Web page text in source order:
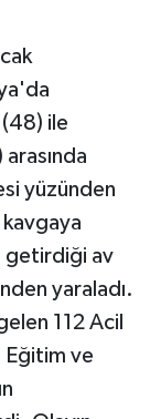
ile
yüzünden
kavgaya
getirdiği av
yaraladı.
112 Acil
Eğitim ve